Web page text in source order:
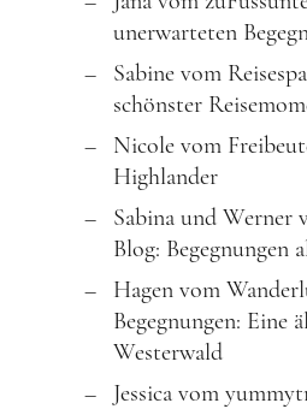
unerwarteten
Sabine vom
schönster
Nicole vom
Highlander
Sabina und Werner
Blog: Begegnungen
Hagen vom
Begegnungen: Eine
Westerwald
Jessica vom